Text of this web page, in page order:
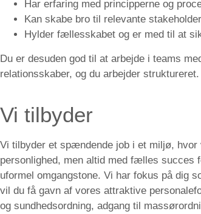
Har erfaring med principperne og
Kan skabe bro til relevante
Hylder fællesskabet og er med til at
Du er desuden god til at arbejde i teams
relationsskaber, og du arbejder struktureret.
Vi tilbyder
Vi tilbyder et spændende job i et miljø,
personlighed, men altid med fælles
uformel omgangstone. Vi har fokus på dig
vil du få gavn af vores attraktive
og sundhedsordning, adgang til